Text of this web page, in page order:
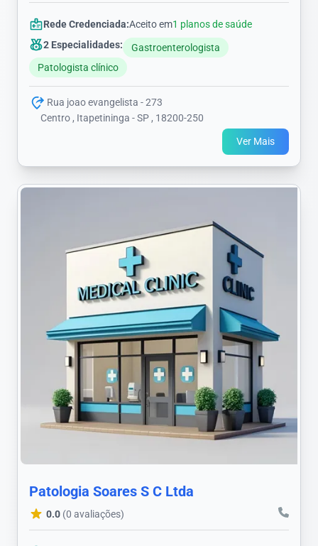
Rede Credenciada:Aceito em1 planos de saúde
2 Especialidades:
Gastroenterologista
Patologista clínico
Rua joao evangelista - 273
Centro , Itapetininga - SP , 18200-250
Ver Mais
Patologia Soares S C Ltda
0.0 (0 avaliações)